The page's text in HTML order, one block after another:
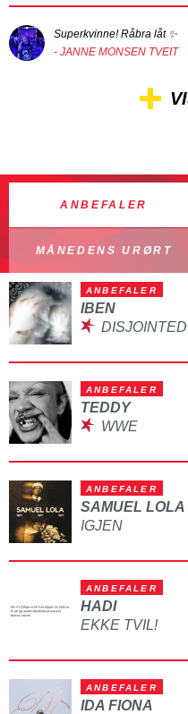
Superkvinne! Råbra låt ✨
- JANNE MONSEN TVEIT
ANBEFALER
MÅNEDENS URØRT
ANBEFALER
IBEN
DISJOINTED
ANBEFALER
TEDDY
WWE
ANBEFALER
SAMUEL LOLA
IGJEN
ANBEFALER
HADI
EKKE TVIL!
ANBEFALER
IDA FIONA